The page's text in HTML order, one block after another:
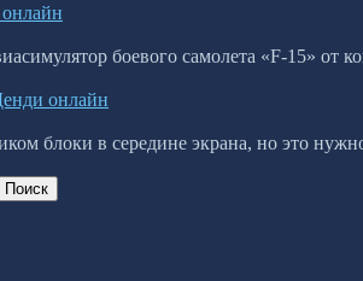
боевого самолета «F-15» от
онлайн
блоки в середине экрана, но это
Поиск